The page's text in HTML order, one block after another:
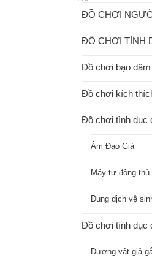
ĐỒ CHƠI
ĐỒ CHƠI TÌNH
Đồ chơi bạo dâm
Đồ chơi kích
Đồ chơi tình dục
Âm Đạo Giả
Máy tự động thủ
Dung dịch vệ
Đồ chơi tình dục
Dương vật giả